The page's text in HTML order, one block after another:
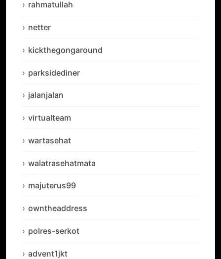
rahmatullah
netter
kickthegongaround
parksidediner
jalanjalan
virtualteam
wartasehat
walatrasehatmata
majuterus99
owntheaddress
polres-serkot
advent1jkt